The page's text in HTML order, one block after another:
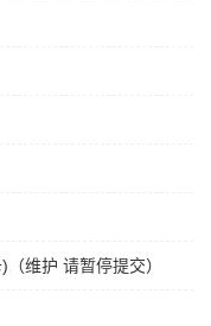
维护 请暂停提交）